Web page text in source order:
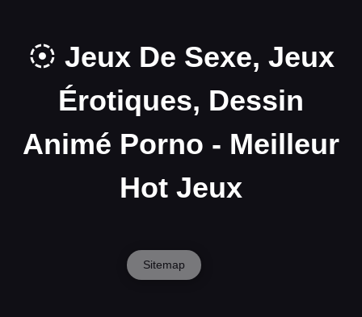
Jeux De Sexe, Jeux
Érotiques, Dessin
Animé Porno - Meilleur
Hot Jeux
Sitemap